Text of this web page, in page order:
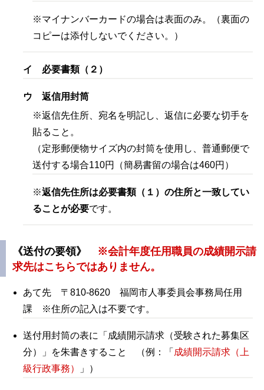
※マイナンバーカードの場合は表面のみ。（裏面の
コピーは添付しないでください。）
イ 必要書類（２）
ウ 返信用封筒
※返信先住所、宛名を明記し、返信に必要な切手を
貼ること。
（定形郵便物サイズ内の封筒を使用し、普通郵便で
送付する場合110円（簡易書留の場合は460円）
※返信先住所は必要書類（１）の住所と一致してい
ることが必要です。
《送付の要領》 ※会計年度任用職員の成績開示請
求先はこちらではありません。
あて先 〒810-8620 福岡市人事委員会事務局任用
課 ※住所の記入は不要です。
送付用封筒の表に「成績開示請求（受験された募集区
分）」を朱書きすること （例：「 成績開示請求（上
級行政事務）
」）